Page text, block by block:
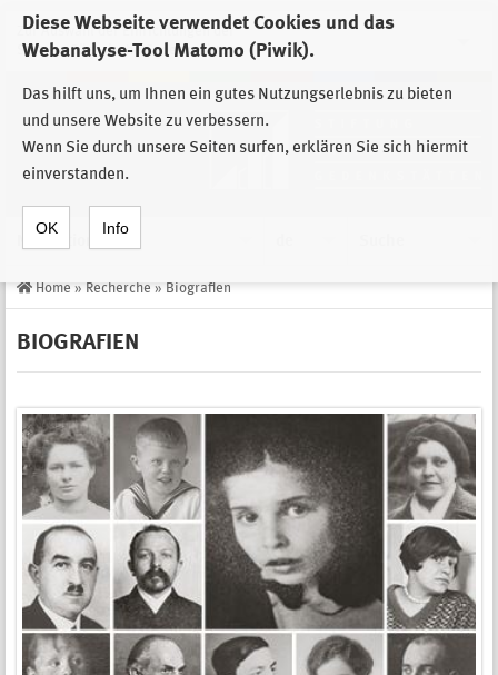
Diese Webseite verwendet Cookies und das
Webanalyse-Tool Matomo (Piwik).
Das hilft uns, um Ihnen ein gutes Nutzungserlebnis zu bieten
und unsere Website zu verbessern.
Wenn Sie durch unsere Seiten surfen, erklären Sie sich hiermit
einverstanden.
OK Info
Zur Auswahl der Einrichtungen der
Stiftung Sächsische Gedenkstätten
Home » Recherche » Biografien
BIOGRAFIEN